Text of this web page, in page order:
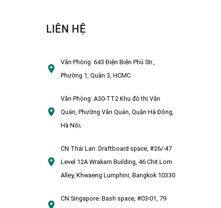
LIÊN HỆ
Văn Phòng:643 Điện Biên Phủ Str.,
Phường 1, Quận 3, HCMC
Văn Phòng:A30-TT2 Khu đô thị Văn
Quán, Phường Văn Quán, Quận Hà Đông,
Hà Nội;
CN Thái Lan: Draftboard space, #26/-47
Level 12A Wrakarn Building, 46 Chit Lom
Alley, Khwaeng Lumphini, Bangkok 10330
CN Singapore: Bash space, #03-01, 79